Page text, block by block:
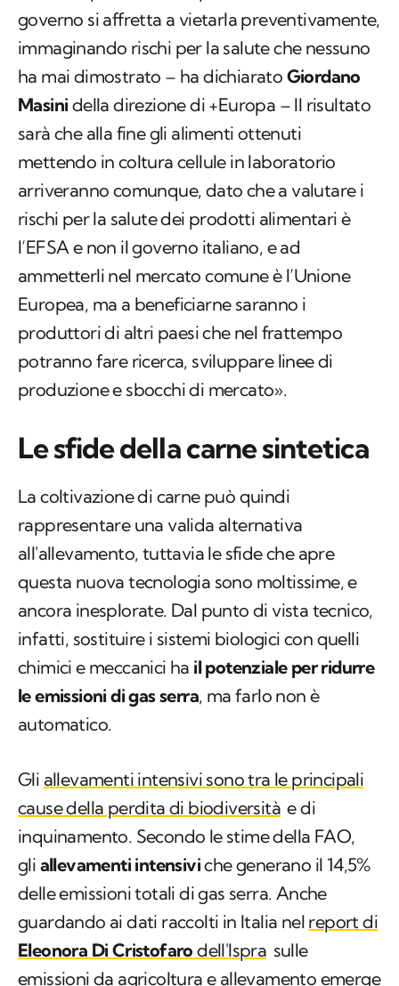
governo si affretta a vietarla preventivamente,
immaginando rischi per la salute che nessuno
ha mai dimostrato – ha dichiarato Giordano
Masini della direzione di +Europa – Il risultato
sarà che alla fine gli alimenti ottenuti
mettendo in coltura cellule in laboratorio
arriveranno comunque, dato che a valutare i
rischi per la salute dei prodotti alimentari è
l’EFSA e non il governo italiano, e ad
ammetterli nel mercato comune è l’Unione
Europea, ma a beneficiarne saranno i
produttori di altri paesi che nel frattempo
potranno fare ricerca, sviluppare linee di
produzione e sbocchi di mercato».
Le sfide della carne sintetica
La coltivazione di carne può quindi
rappresentare una valida alternativa
all'allevamento, tuttavia le sfide che apre
questa nuova tecnologia sono moltissime, e
ancora inesplorate. Dal punto di vista tecnico,
infatti, sostituire i sistemi biologici con quelli
chimici e meccanici ha il potenziale per ridurre
leemissioni di gas serra, ma farlo non è
automatico.
Gli allevamenti intensivi sono tra le principali
cause della perdita di biodiversità e di
inquinamento. Secondo le stime della FAO,
gli allevamenti intensiviche generano il 14,5%
delle emissioni totali di gas serra. Anche
guardando ai dati raccolti in Italia nel report di
Eleonora Di Cristofaro dell'Ispra sulle
emissioni da agricoltura e allevamento emerge